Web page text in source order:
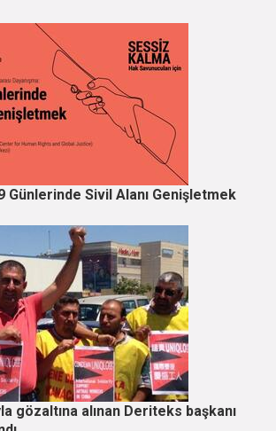
Günlerinde Sivil Alanı Genişletmek
gözaltına alınan Deriteks başkanı